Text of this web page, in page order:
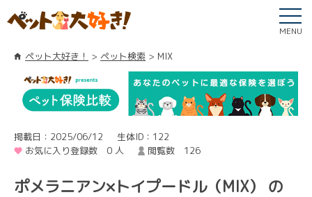
MENU
ペット大好き！ ペット検索 MIX
掲載日：2025/06/12
生体ID：122
お気に入り登録数 0 人
閲覧数 126
ポメラニアン×トイプードル（MIX） の